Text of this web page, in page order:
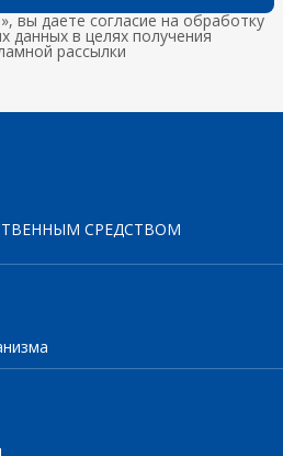
вы даете согласие на обработку
данных в целях получения
рассылки
СРЕДСТВОМ